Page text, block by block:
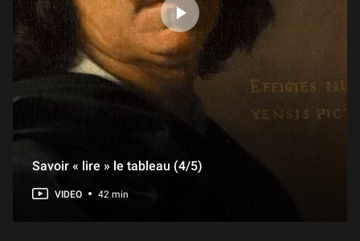
Savoir « lire » le tableau (4/5)
VIDEO 42 min